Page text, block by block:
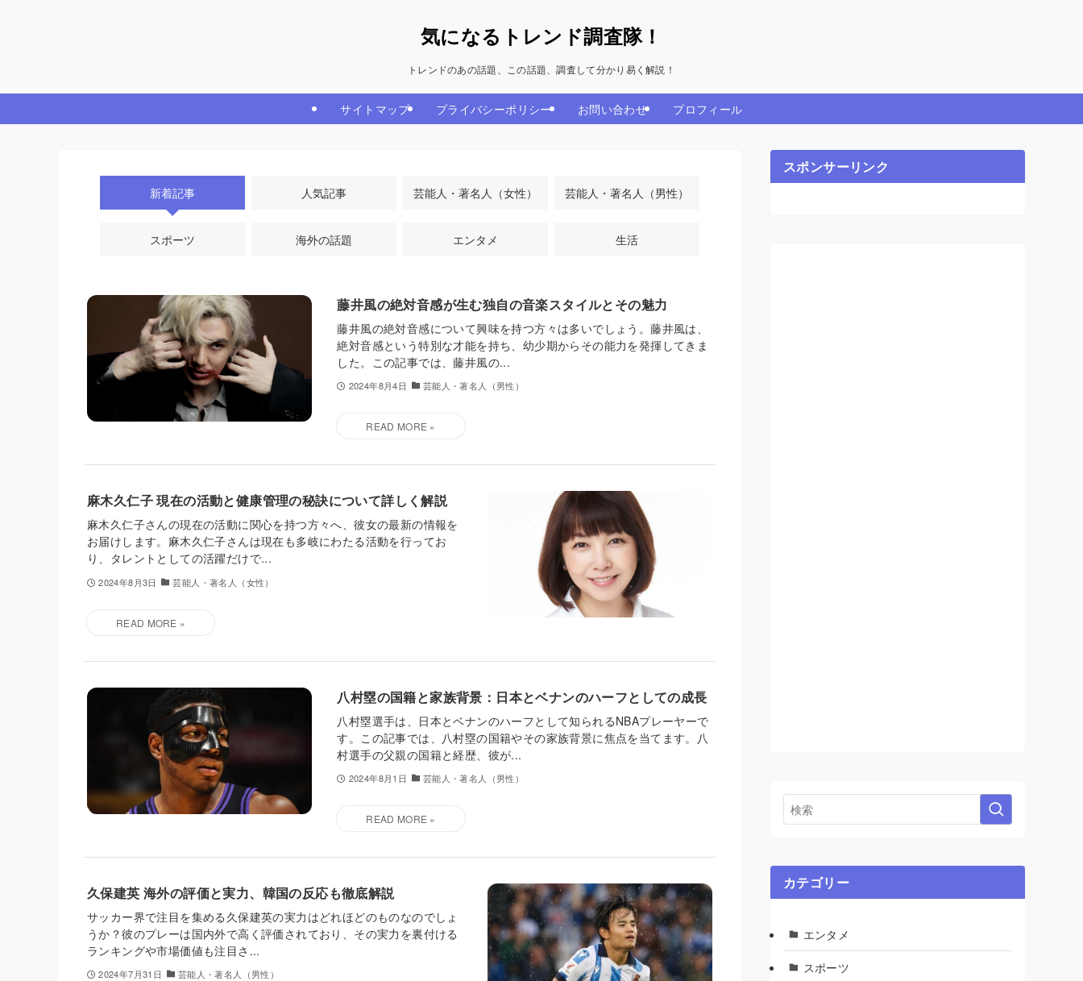
気になるトレンド調査隊！
トレンドのあの話題、この話題、調査して分かり易く解説！
サイトマップ プライバシーポリシー お問い合わせ プロフィール
新着記事 人気記事 芸能人・著名人（女性） 芸能人・著名人（男性）
スポーツ 海外の話題 エンタメ 生活
藤井風の絶対音感が生む独自の音楽スタイルとその魅力
藤井風の絶対音感について興味を持つ方々は多いでしょう。藤井風は、
絶対音感という特別な才能を持ち、幼少期からその能力を発揮してきま
した。この記事では、藤井風の...
2024年8月4日 芸能人・著名人（男性）
麻木久仁子 現在の活動と健康管理の秘訣について詳しく解説
麻木久仁子さんの現在の活動に関心を持つ方々へ、彼女の最新の情報を
お届けします。麻木久仁子さんは現在も多岐にわたる活動を行ってお
り、タレントとしての活躍だけで...
2024年8月3日 芸能人・著名人（女性）
八村塁の国籍と家族背景：日本とベナンのハーフとしての成長
八村塁選手は、日本とベナンのハーフとして知られるNBAプレーヤーで
す。この記事では、八村塁の国籍やその家族背景に焦点を当てます。八
村選手の父親の国籍と経歴、彼が...
2024年8月1日 芸能人・著名人（男性）
久保建英 海外の評価と実力、韓国の反応も徹底解説
サッカー界で注目を集める久保建英の実力はどれほどのものなのでしょ
うか？彼のプレーは国内外で高く評価されており、その実力を裏付ける
ランキングや市場価値も注目さ...
2024年7月31日 芸能人・著名人（男性）
スポンサーリンク
カテゴリー
エンタメ
スポーツ